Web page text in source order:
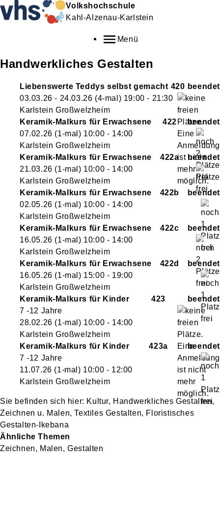
Volkshochschule
Kahl-Alzenau-Karlstein
Menü
Handwerkliches Gestalten
Liebenswerte Teddys selbst gemacht 420
03.03.26 - 24.03.26 (4-mal) 19:00 - 21:30
Karlstein Großwelzheim
Keramik-Malkurs für Erwachsene
422
07.02.26 (1-mal) 10:00 - 14:00
Karlstein Großwelzheim
Keramik-Malkurs für Erwachsene
422a
21.03.26 (1-mal) 10:00 - 14:00
Karlstein Großwelzheim
Keramik-Malkurs für Erwachsene
422b
02.05.26 (1-mal) 10:00 - 14:00
Karlstein Großwelzheim
Keramik-Malkurs für Erwachsene
422c
16.05.26 (1-mal) 10:00 - 14:00
Karlstein Großwelzheim
Keramik-Malkurs für Erwachsene
422d
16.05.26 (1-mal) 15:00 - 19:00
Karlstein Großwelzheim
Keramik-Malkurs für Kinder
423
7 -12 Jahre
28.02.26 (1-mal) 10:00 - 14:00
Karlstein Großwelzheim
Keramik-Malkurs für Kinder
423a
7 -12 Jahre
11.07.26 (1-mal) 10:00 - 12:00
Karlstein Großwelzheim
Kultur, Handwerkliches Gestalten,
Zeichnen u. Malen, Textiles Gestalten, Floristisches
Gestalten-Ikebana
Ähnliche Themen
Zeichnen, Malen, Gestalten